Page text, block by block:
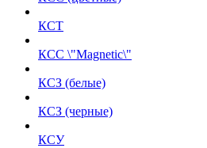
КСТ
КСС \"Magnetic\"
КСЗ (белые)
КСЗ (черные)
КСУ